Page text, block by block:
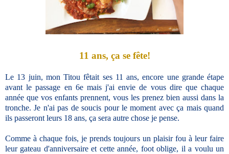
11 ans, ça se fête!
Le 13 juin, mon Titou fêtait ses 11 ans, encore une grande étape
avant le passage en 6e mais j'ai envie de vous dire que chaque
année que vos enfants prennent, vous les prenez bien aussi dans la
tronche. Je n'ai pas de soucis pour le moment avec ça mais quand
ils passeront leurs 18 ans, ça sera autre chose je pense.
Comme à chaque fois, je prends toujours un plaisir fou à leur faire
leur gateau d'anniversaire et cette année, foot oblige, il a voulu un